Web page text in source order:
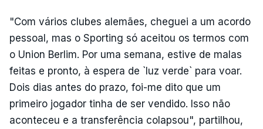
"Com vários clubes alemães, cheguei a um acordo
pessoal, mas o Sporting só aceitou os termos com
o Union Berlim. Por uma semana, estive de malas
feitas e pronto, à espera de `luz verde` para voar.
Dois dias antes do prazo, foi-me dito que um
primeiro jogador tinha de ser vendido. Isso não
aconteceu e a transferência colapsou", partilhou,